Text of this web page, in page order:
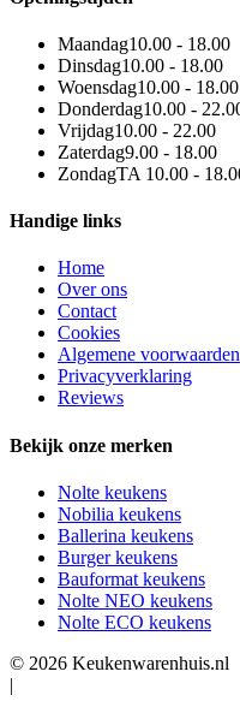
Maandag10.00 - 18.00
Dinsdag10.00 - 18.00
Woensdag10.00 - 18.00
Donderdag10.00 -
Vrijdag10.00 - 22.00
Zaterdag9.00 - 18.00
ZondagTA 10.00 -
Handige links
Home
Over ons
Contact
Cookies
Algemene voorwaarden
Privacyverklaring
Reviews
Bekijk onze merken
Nolte keukens
Nobilia keukens
Ballerina keukens
Burger keukens
Bauformat keukens
Nolte NEO keukens
Nolte ECO keukens
© 2026 Keukenwarenhuis.nl
|